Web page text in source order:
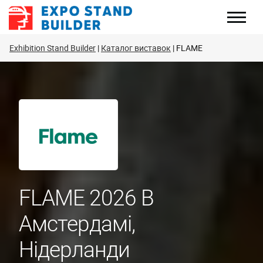
Перейти
Exhibition Stand Builder Каталог виставок FLAME
FLAME 2026 В
Амстердамі,
Нідерланди